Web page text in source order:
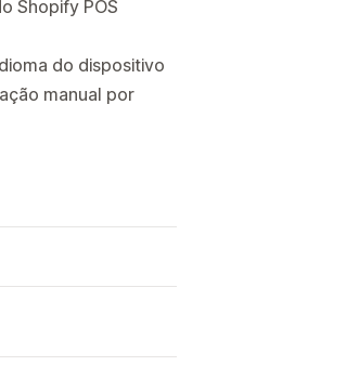
Shopify POS
do dispositivo
manual por